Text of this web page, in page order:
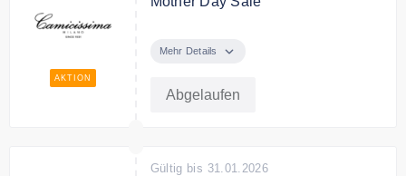
AKTION
Kollektion.
Mehr Details
Abgelaufen
Gültig bis 31.01.2026